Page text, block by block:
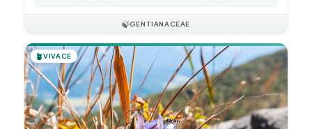
🍃GENTIANACEAE
🪴VIVACE